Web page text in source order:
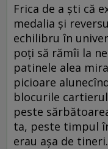
Frica de a ști că
medalia și
echilibru în
poți să rămîi la
patinele alea
picioare
blocurile
peste
ta, peste timpul
erau așa de tineri.